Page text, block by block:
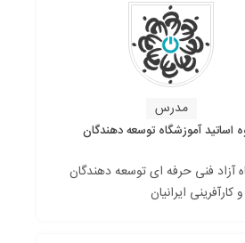
مدرس
اساتید آموزشگاه توسعه دهندگان
آزاد فنی حرفه ای توسعه دهندگان
ایرانیان